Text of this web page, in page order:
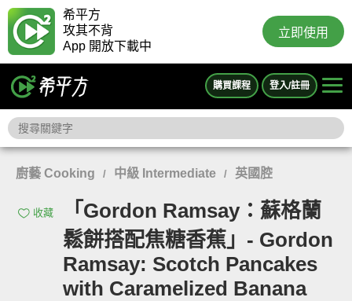
希平方
攻其不背
App 開放下載中
立即使用
購買課程 登入/註冊
廚藝 Cooking / 中級 Intermediate / 英國腔
收藏
「Gordon Ramsay：蘇格蘭
鬆餅搭配焦糖香蕉」- Gordon
Ramsay: Scotch Pancakes
with Caramelized Banana